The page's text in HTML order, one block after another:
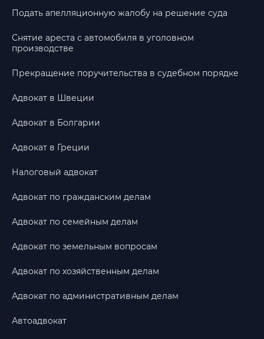
Подать апелляционную жалобу на решение суда
Снятие ареста с автомобиля в уголовном
производстве
Прекращение поручительства в судебном порядке
Адвокат в Швеции
Адвокат в Болгарии
Адвокат в Греции
Налоговый адвокат
Адвокат по гражданским делам
Адвокат по семейным делам
Адвокат по земельным вопросам
Адвокат по хозяйственным делам
Адвокат по административным делам
Автоадвокат